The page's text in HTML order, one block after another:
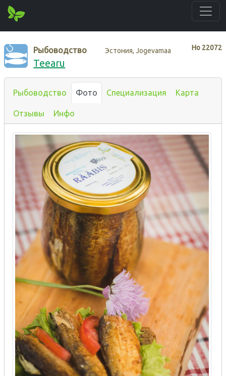
Нo 22072
Рыбоводство Эстония, Jogevamaa
Teearu
Рыбоводство Фото Специализация Карта
Отзывы Инфо